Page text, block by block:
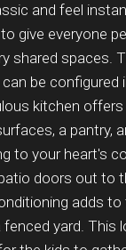
and feel
give everyone
shared spaces.
be configured
kitchen offers
a pantry,
to your heart's
doors out to
adds
yard. This